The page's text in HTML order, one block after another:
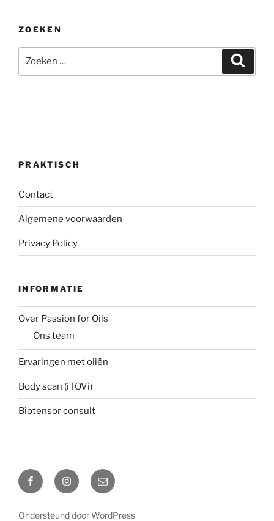
ZOEKEN
naar:
PRAKTISCH
Contact
Algemene voorwaarden
Privacy Policy
INFORMATIE
Over Passion for Oils
Ons team
Ervaringen met oliën
Body scan (iTOVi)
Biotensor consult
FacebookInstagramEmail
Ondersteund door WordPress